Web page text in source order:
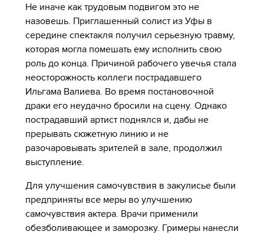
Не иначе как трудовым подвигом это не
назовешь. Приглашенный солист из Уфы в
середине спектакля получил серьезную травму,
которая могла помешать ему исполнить свою
роль до конца. Причиной рабочего увечья стала
неосторожность коллеги пострадавшего
Ильгама Валиева. Во время постановочной
драки его неудачно бросили на сцену. Однако
пострадавший артист поднялся и, дабы не
прерывать сюжетную линию и не
разочаровывать зрителей в зале, продолжил
выступление.
Для улучшения самочувствия в закулисье были
предприняты все меры во улучшению
самочувствия актера. Врачи применили
обезболивающее и заморозку. Гримеры нанесли